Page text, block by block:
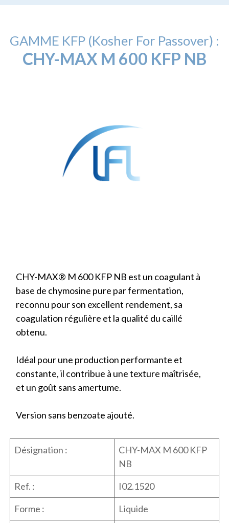
GAMME KFP (Kosher For Passover) :
CHY-MAX M 600 KFP NB
CHY-MAX® M 600 KFP NB est un coagulant à
base de chymosine pure par fermentation,
reconnu pour son excellent rendement, sa
coagulation régulière et la qualité du caillé
obtenu.
Idéal pour une production performante et
constante, il contribue à une texture maîtrisée,
et un goût sans amertume.
Version sans benzoate ajouté.
Désignation :
CHY-MAX M 600 KFP
NB
Ref. :
I02.1520
Forme :
Liquide